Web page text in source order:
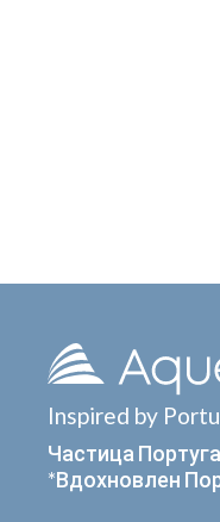
Inspired by
Частица
*Вдохновлен